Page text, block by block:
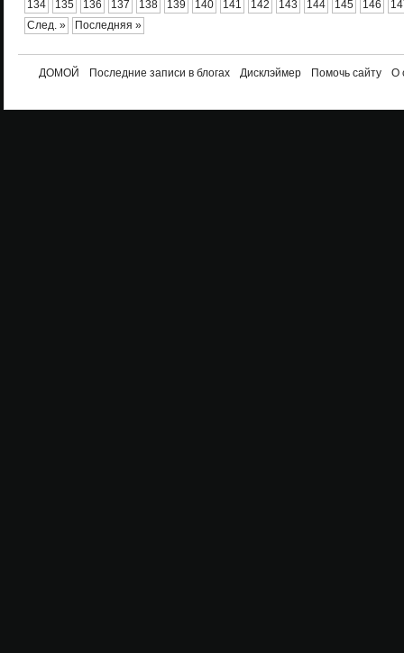
134 135 136 137 138 139 140 141 142 143 144 145 146
След. »
Последняя »
ДОМОЙ Последние записи в блогах Дисклэймер Помочь сайту О